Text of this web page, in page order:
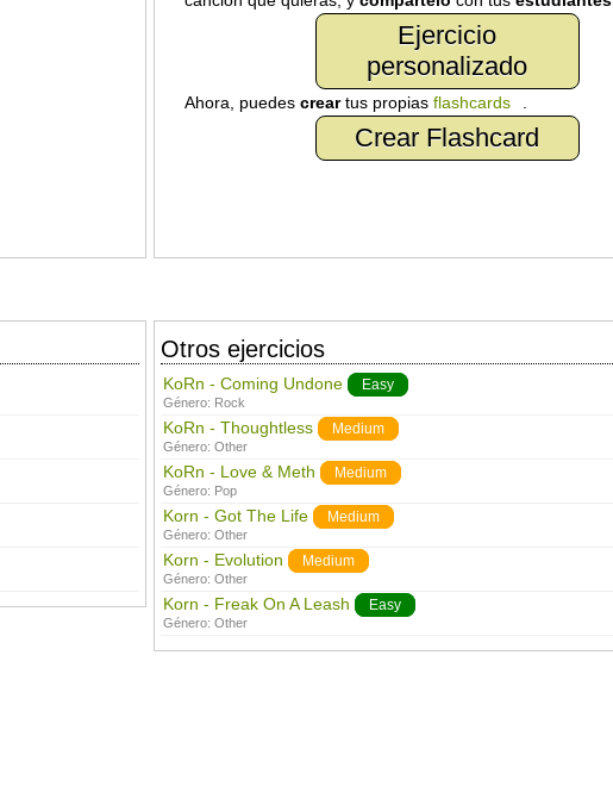
Ejercicio
personalizado
Ahora, puedes creartus propias flashcards
Crear Flashcard
Otros ejercicios
KoRn - Coming Undone Easy
Género: Rock
KoRn - Thoughtless Medium
Género: Other
KoRn - Love & Meth Medium
Género: Pop
Korn - Got The Life Medium
Género: Other
Korn - Evolution Medium
Género: Other
Korn - Freak On A Leash Easy
Género: Other